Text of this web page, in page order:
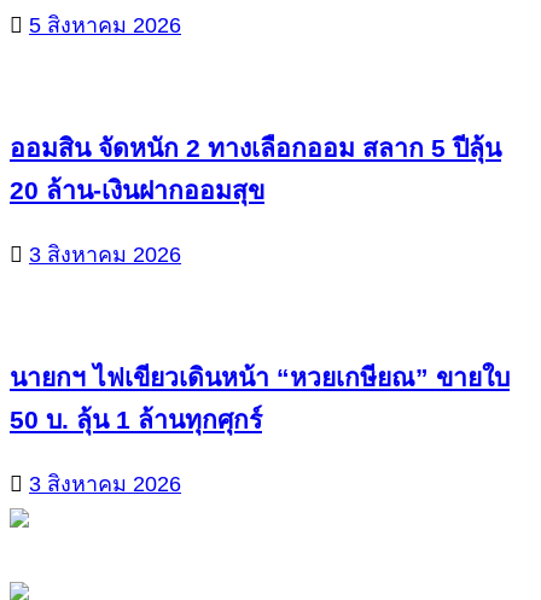
5 สิงหาคม 2026
ออมสิน จัดหนัก 2 ทางเลือกออม สลาก 5 ปีลุ้น
20 ล้าน-เงินฝากออมสุข
3 สิงหาคม 2026
นายกฯ ไฟเขียวเดินหน้า “หวยเกษียณ” ขายใบ
50 บ. ลุ้น 1 ล้านทุกศุกร์
3 สิงหาคม 2026